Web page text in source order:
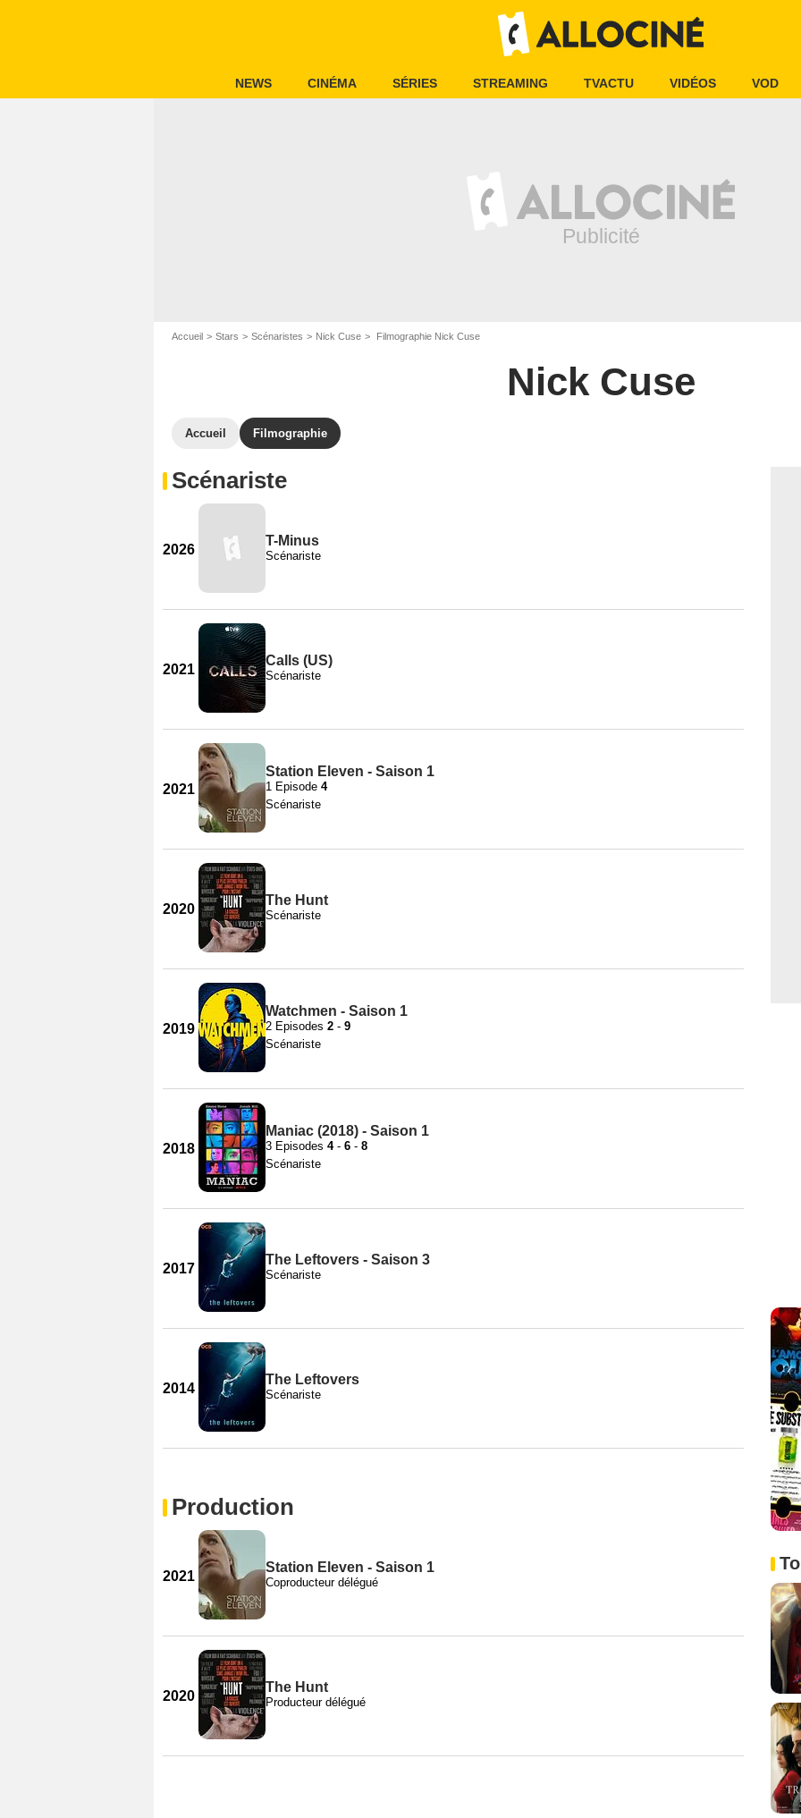
NEWS CINÉMA SÉRIES STREAMING TVACTU VIDÉOS VOD
Accueil Stars Scénaristes Nick Cuse Filmographie Nick Cuse
Nick Cuse
Accueil Filmographie
Scénariste
2026
T-Minus
Scénariste
2021
Calls (US)
Scénariste
2021
Station Eleven - Saison 1
1 Episode 4
Scénariste
2020
The Hunt
Scénariste
2019
Watchmen - Saison 1
2 Episodes 2 - 9
Scénariste
2018
Maniac (2018) - Saison 1
3 Episodes 4- 6 - 8
Scénariste
2017
The Leftovers - Saison 3
Scénariste
2014
The Leftovers
Scénariste
Production
2021
Station Eleven - Saison 1
Coproducteur délégué
2020
The Hunt
Producteur délégué